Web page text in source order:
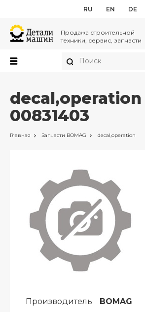
RU EN DE
Продажа строительной
техники, сервис, запчасти
decal,operation
00831403
Главная Запчасти BOMAG decal,operation
Производитель BOMAG